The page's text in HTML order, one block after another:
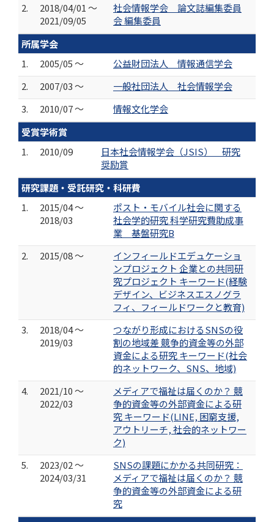
2.
2018/04/01 ～
2021/09/05
社会情報学会 論文誌編集委員
会 編集委員
所属学会
1.
2005/05 ～
公益財団法人 情報通信学会
2.
2007/03 ～
一般社団法人 社会情報学会
3.
2010/07 ～
情報文化学会
受賞学術賞
1.
2010/09
日本社会情報学会（JSIS） 研究
奨励賞
研究課題・受託研究・科研費
1.
2015/04 ～
2018/03
ポスト・モバイル社会に関する
社会学的研究 科学研究費助成事
業 基盤研究B
2.
2015/08 ～
インフィールドエデュケーショ
ンプロジェクト 企業との共同研
究プロジェクト キーワード(経験
デザイン、ビジネスエスノグラ
フィ、フィールドワークと教育)
3.
2018/04 ～
2019/03
つながり形成におけるSNSの役
割の地域差 競争的資金等の外部
資金による研究 キーワード(社会
的ネットワーク、SNS、地域)
4.
2021/10 ～
2022/03
メディアで福祉は届くのか？ 競
争的資金等の外部資金による研
究 キーワード(LINE, 困窮支援,
アウトリーチ, 社会的ネットワー
ク)
5.
2023/02 ～
2024/03/31
SNSの課題にかかる共同研究：
メディアで福祉は届くのか？ 競
争的資金等の外部資金による研
究